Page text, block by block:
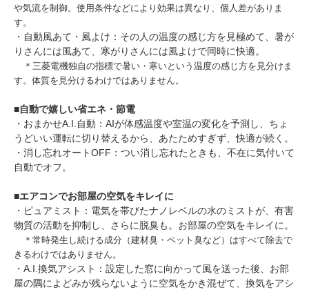
や気流を制御。使用条件などにより効果は異なり、個人差がありま
す。
・自動風あて・風よけ：その人の温度の感じ方を見極めて、暑が
りさんには風あて、寒がりさんには風よけで同時に快適。
＊三菱電機独自の指標で暑い・寒いという温度の感じ方を見分けま
す。体質を見分けるわけではありません。
■自動で嬉しい省エネ・節電
・おまかせA.I.自動：AIが体感温度や室温の変化を予測し、ちょ
うどいい運転に切り替えるから、あたためすぎず、快適が続く。
・消し忘れオートOFF：つい消し忘れたときも、不在に気付いて
自動でオフ。
■エアコンでお部屋の空気をキレイに
・ピュアミスト：電気を帯びたナノレベルの水のミストが、有害
物質の活動を抑制し、さらに脱臭も。お部屋の空気をキレイに。
＊常時発生し続ける成分（建材臭・ペット臭など）はすべて除去で
きるわけではありません。
・A.I.換気アシスト：設定した窓に向かって風を送った後、お部
屋の隅によどみが残らないように空気をかき混ぜて、換気をアシ